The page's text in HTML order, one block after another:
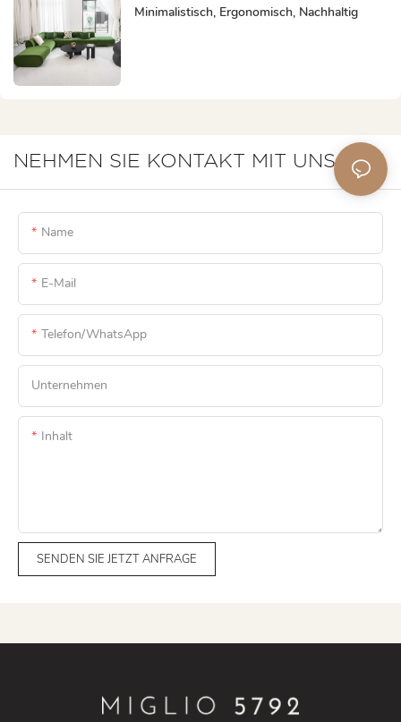
Minimalistisch, Ergonomisch, Nachhaltig
NEHMEN SIE KONTAKT MIT UNS AUF
Name
E-Mail
Telefon/WhatsApp
Unternehmen
Inhalt
SENDEN SIE JETZT ANFRAGE